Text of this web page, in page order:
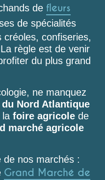
de fleurs
de spécialités
confiseries,
règle est de venir
du plus grand
ne manquez
Nord Atlantique
la foire agricole de
marché agricole
de nos marchés :
Grand Marché de